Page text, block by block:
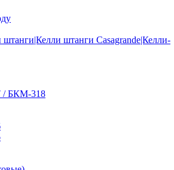
штанги Casagrande|Келли-
/ БКМ-318